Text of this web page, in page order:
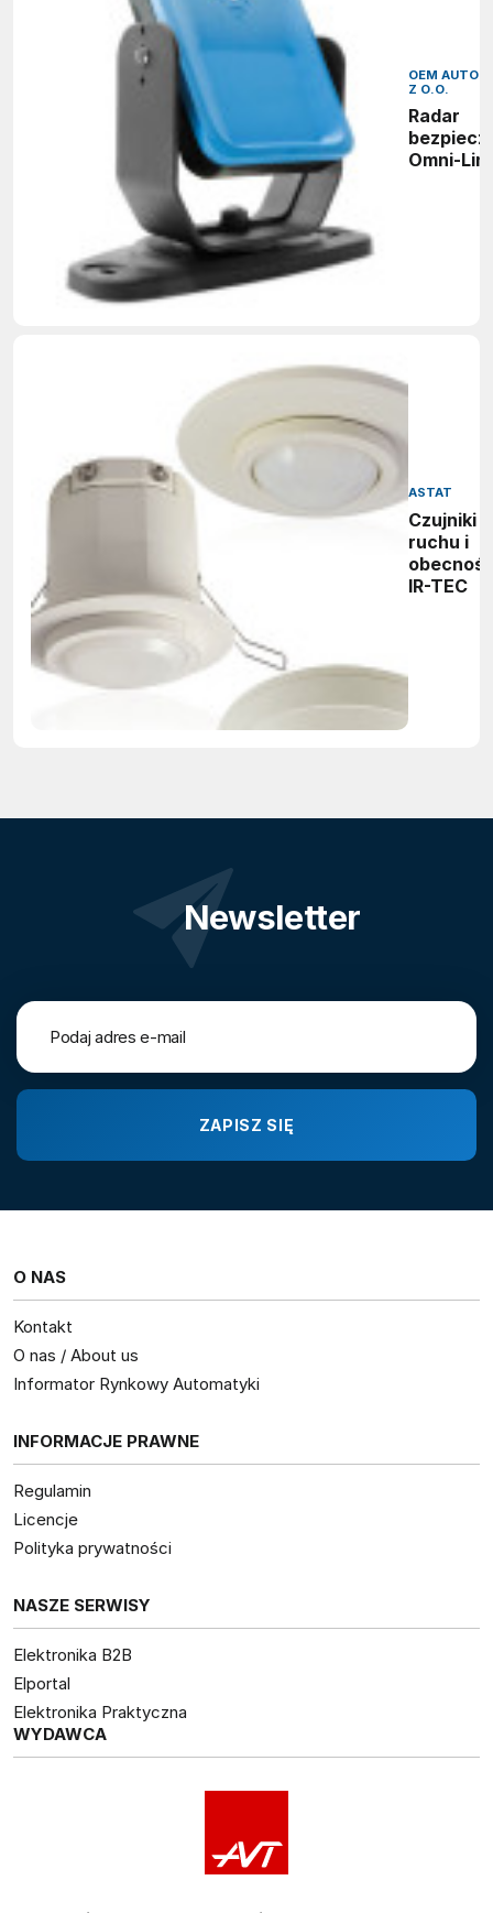
OEM
Z O.O.
Radar
Omni-
ASTAT
Czujniki
ruchu i
IR-TEC
Newsletter
O NAS
Kontakt
O nas / About us
Informator Rynkowy Automatyki
INFORMACJE PRAWNE
Regulamin
Licencje
Polityka prywatności
NASZE SERWISY
Elektronika B2B
Elportal
Elektronika Praktyczna
WYDAWCA